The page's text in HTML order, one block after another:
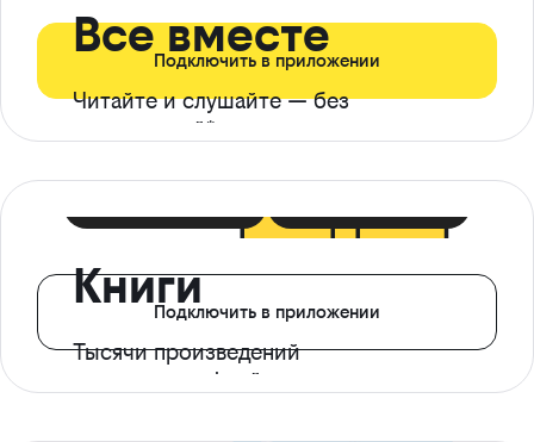
Все вместе
Читайте и слушайте — без
ограничений*
Подключить в приложении
Книги
Тысячи произведений
с доступом офлайн
Подключить в приложении